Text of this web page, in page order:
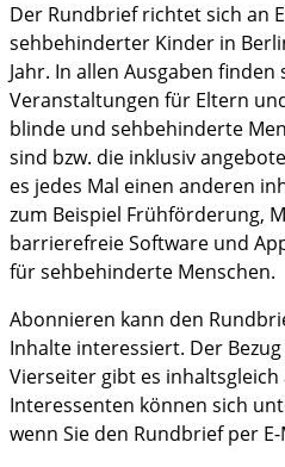
Der Rundbrief richtet sich an
sehbehinderter Kinder in
Jahr. In allen Ausgaben finden
Veranstaltungen für Eltern
blinde und sehbehinderte
sind bzw. die inklusiv
es jedes Mal einen anderen
zum Beispiel Frühförderung,
barrierefreie Software und
für sehbehinderte Menschen.
Abonnieren kann den
Inhalte interessiert. Der
Vierseiter gibt es
Interessenten können sich
wenn Sie den Rundbrief per